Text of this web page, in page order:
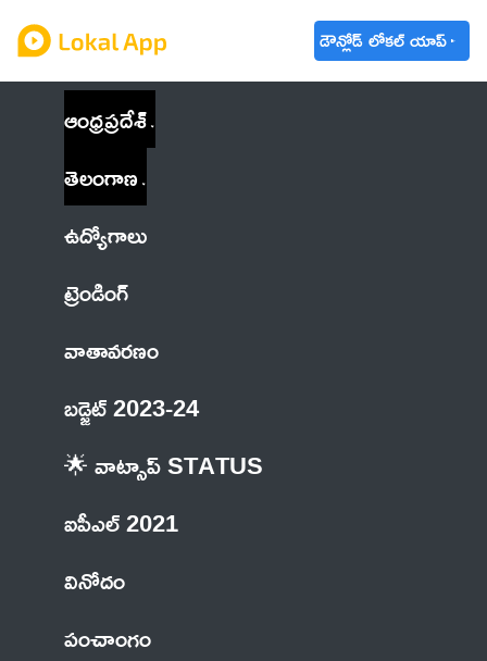
డౌన్లోడ్ లోకల్ యాప్
ఆంధ్రప్రదేశ్
తెలంగాణ
ఉద్యోగాలు
ట్రెండింగ్
వాతావరణం
బడ్జెట్ 2023-24
🌟 వాట్సాప్ STATUS
ఐపీఎల్ 2021
వినోదం
పంచాంగం